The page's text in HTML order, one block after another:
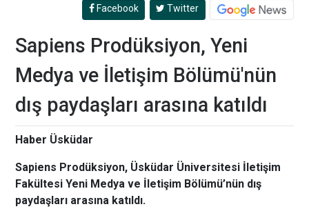
Facebook Twitter
Sapiens Prodüksiyon, Yeni
Medya ve İletişim Bölümü'nün
dış paydaşları arasına katıldı
Haber Üsküdar
Sapiens Prodüksiyon, Üsküdar Üniversitesi İletişim
Fakültesi Yeni Medya ve İletişim Bölümü’nün dış
paydaşları arasına katıldı.